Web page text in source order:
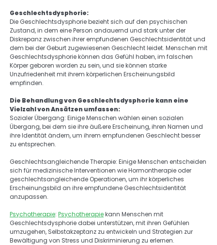
Geschlechtsdysphorie:
Die Geschlechtsdysphorie bezieht sich auf den psychischen
Zustand, in dem eine Person andauernd und stark unter der
Diskrepanz zwischen ihrer empfundenen Geschlechtsidentität und
dem bei der Geburt zugewiesenen Geschlecht leidet. Menschen mit
Geschlechtsdysphorie können das Gefühl haben, im falschen
Körper geboren worden zu sein, und sie können starke
Unzufriedenheit mit ihrem körperlichen Erscheinungsbild
empfinden.
Die Behandlung von Geschlechtsdysphorie kann eine
Vielzahl von Ansätzen umfassen:
Sozialer Übergang: Einige Menschen wählen einen sozialen
Übergang, bei dem sie ihre äußere Erscheinung, ihren Namen und
ihre Identität ändern, um ihrem empfundenen Geschlecht besser
zu entsprechen.
Geschlechtsangleichende Therapie: Einige Menschen entscheiden
sich für medizinische Interventionen wie Hormontherapie oder
geschlechtsangleichende Operationen, um ihr körperliches
Erscheinungsbild an ihre empfundene Geschlechtsidentität
anzupassen.
Psychotherapie: Psychotherapie kann Menschen mit
Geschlechtsdysphorie dabei unterstützen, mit ihren Gefühlen
umzugehen, Selbstakzeptanz zu entwickeln und Strategien zur
Bewältigung von Stress und Diskriminierung zu erlernen.